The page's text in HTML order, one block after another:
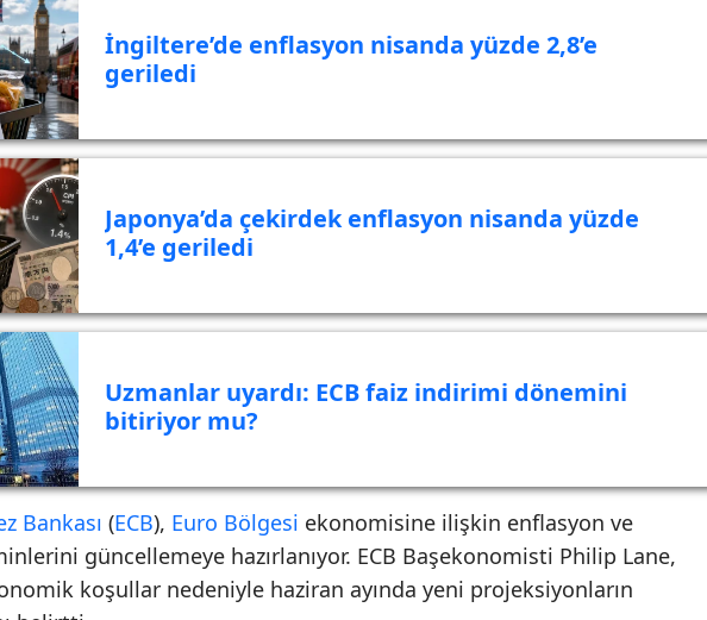
İngiltere’de enflasyon nisanda yüzde 2,8’e
geriledi
Japonya’da çekirdek enflasyon nisanda yüzde
1,4’e geriledi
Uzmanlar uyardı: ECB faiz indirimi dönemini
bitiriyor mu?
Bankası (ECB), Euro Bölgesi ekonomisine ilişkin enflasyon ve
güncellemeye hazırlanıyor. ECB Başekonomisti Philip Lane,
koşullar nedeniyle haziran ayında yeni projeksiyonların